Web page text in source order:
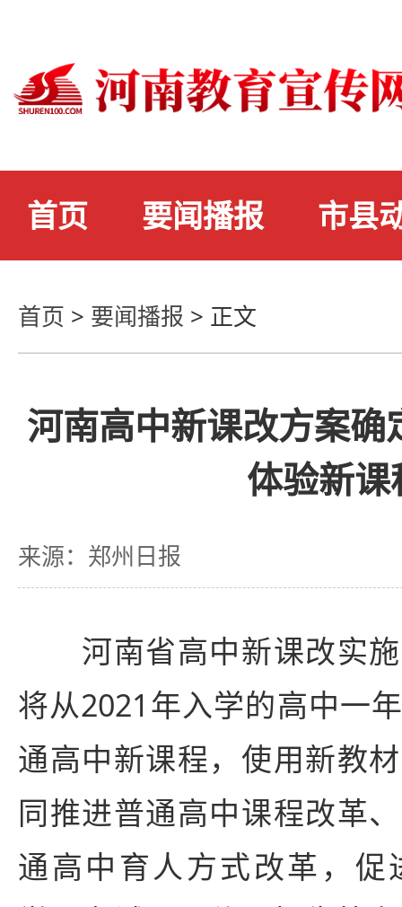
首页 要闻播报 市县
首页 > 要闻播报 > 正文
河南高中新课改方案确
体验新课
来源：郑州日报
河南省高中新课改实施
将从2021年入学的高中一
通高中新课程，使用新教
同推进普通高中课程改革
通高中育人方式改革，促